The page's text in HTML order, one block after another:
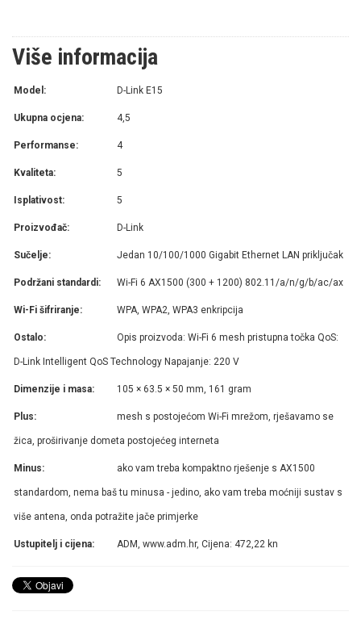
Više informacija
Model: D-Link E15
Ukupna ocjena: 4,5
Performanse: 4
Kvaliteta: 5
Isplativost: 5
Proizvođač: D-Link
Sučelje: Jedan 10/100/1000 Gigabit Ethernet LAN priključak
Podržani standardi: Wi-Fi 6 AX1500 (300 + 1200) 802.11/a/n/g/b/ac/ax
Wi-Fi šifriranje: WPA, WPA2, WPA3 enkripcija
Ostalo: Opis proizvoda: Wi-Fi 6 mesh pristupna točka QoS:
D-Link Intelligent QoS Technology Napajanje: 220 V
Dimenzije i masa: 105 × 63.5 × 50 mm, 161 gram
Plus: mesh s postojećom Wi-Fi mrežom, rješavamo se
žica, proširivanje dometa postojećeg interneta
Minus: ako vam treba kompaktno rješenje s AX1500
standardom, nema baš tu minusa - jedino, ako vam treba moćniji sustav s
više antena, onda potražite jače primjerke
Ustupitelj i cijena: ADM, www.adm.hr, Cijena: 472,22 kn